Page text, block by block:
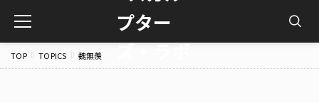
toggle
navigation
TOP TOPICS 魏無羨